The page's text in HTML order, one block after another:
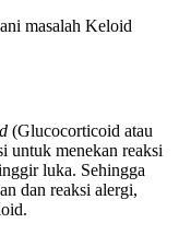
masalah Keloid
(Glucocorticoid atau
untuk menekan reaksi
luka. Sehingga
dan reaksi alergi,